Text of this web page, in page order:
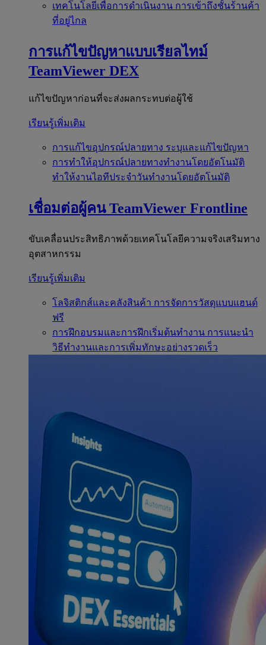
เทคโนโลยีเพื่อการดำเนินงาน การเข้าถึงชั้นร้านค้า
ที่อยู่ไกล
การแก้ไขปัญหาแบบเรียลไทม์
TeamViewer DEX
แก้ไขปัญหาก่อนที่จะส่งผลกระทบต่อผู้ใช้
เรียนรู้เพิ่มเติม
การแก้ไขอุปกรณ์ปลายทาง ระบุและแก้ไขปัญหา
การทำให้อุปกรณ์ปลายทางทำงานโดยอัตโนมัติ
ทำให้งานไอทีประจำวันทำงานโดยอัตโนมัติ
เชื่อมต่อผู้คน TeamViewer Frontline
ขับเคลื่อนประสิทธิภาพด้วยเทคโนโลยีความจริงเสริมทาง
อุตสาหกรรม
เรียนรู้เพิ่มเติม
โลจิสติกส์และคลังสินค้า การจัดการวัสดุแบบแฮนด์
ฟรี
การฝึกอบรมและการฝึกเริ่มต้นทำงาน การแนะนำ
วิธีทำงานและการเพิ่มทักษะอย่างรวดเร็ว